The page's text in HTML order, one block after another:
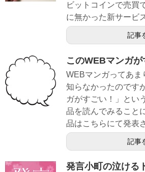
ビットコインで売買
に無かった新サービ
記事
このWEBマンガ
WEBマンガってあま
知らなかったのです
ガがすごい！」とい
品を読んでみること
品はこちらにて発表
記事
発言小町の泣ける